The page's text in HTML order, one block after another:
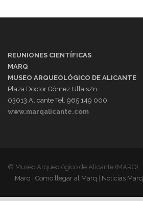
REUNIONES CIENTÍFICAS
MARQ
MUSEO ARQUEOLÓGICO DE ALICANTE
Plaza Doctor Gómez Ulla s/n
03013 Alicante Tel. 965 149 000
www.marqalicante.com
© Museo Arqueológico de Alicante (MARQ)
Marq
Como llegar al Marq Noticias Marq